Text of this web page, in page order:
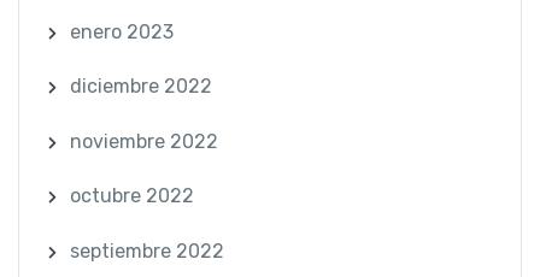
enero 2023
diciembre 2022
noviembre 2022
octubre 2022
septiembre 2022